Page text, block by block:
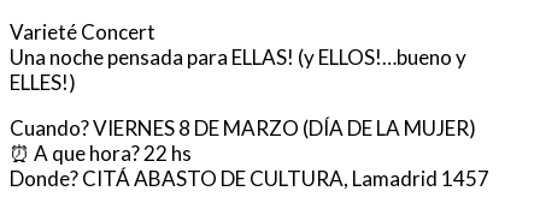
Varieté Concert
Una noche pensada para ELLAS! (y ELLOS!…bueno y
ELLES!)
Cuando? VIERNES 8 DE MARZO (DÍA DE LA MUJER)
⏰ A que hora? 22 hs
Donde? CITÁ ABASTO DE CULTURA, Lamadrid 1457